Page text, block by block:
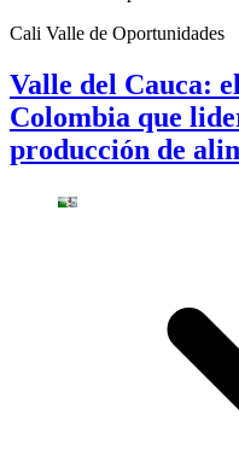
Cali Valle de Oportunidades
Valle del Cauca:
Colombia que
producción de